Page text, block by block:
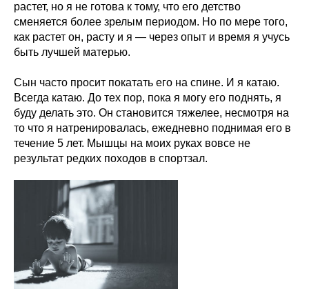
растет, но я не готова к тому, что его детство
сменяется более зрелым периодом. Но по мере того,
как растет он, расту и я — через опыт и время я учусь
быть лучшей матерью.
Сын часто просит покатать его на спине. И я катаю.
Всегда катаю. До тех пор, пока я могу его поднять, я
буду делать это. Он становится тяжелее, несмотря на
то что я натренировалась, ежедневно поднимая его в
течение 5 лет. Мышцы на моих руках вовсе не
результат редких походов в спортзал.